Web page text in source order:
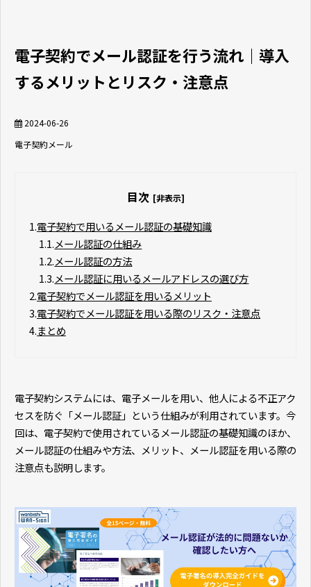
電子契約でメール認証を行う流れ｜導入
するメリットとリスク・注意点
2024-06-26
電子契約メール
目次 [非表示]
1.電子契約で用いるメール認証の基礎知識
1.1.メール認証の仕組み
1.2.メール認証の方法
1.3.メール認証に用いるメールアドレスの選び方
2.電子契約でメール認証を用いるメリット
3.電子契約でメール認証を用いる際のリスク・注意点
4.まとめ
電子契約システムには、電子メールを用い、他人による不正アク
セスを防ぐ「メール認証」という仕組みが利用されています。今
回は、電子契約で使用されているメール認証の基礎知識のほか、
メール認証の仕組みや方法、メリット、メール認証を用いる際の
注意点も説明します。